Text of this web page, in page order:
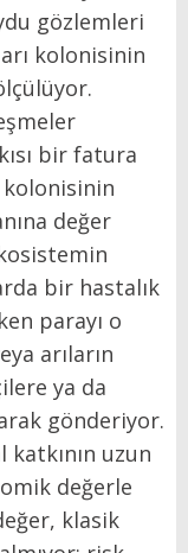
gözlemleri
kolonisinin
bir fatura
kolonisinin
değer
bir hastalık
parayı o
arıların
ya da
gönderiyor.
uzun
değerle
klasik